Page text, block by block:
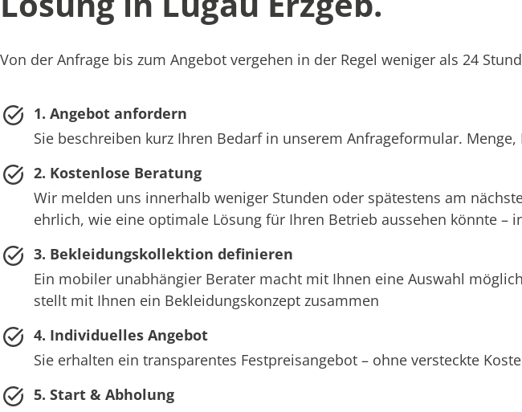
Von der Anfrage bis zum Angebot vergehen in der Regel weniger als 24
1. Angebot anfordern
Sie beschreiben kurz Ihren Bedarf in unserem Anfrageformular.
2. Kostenlose Beratung
Wir melden uns innerhalb weniger Stunden oder spätestens am
ehrlich, wie eine optimale Lösung für Ihren Betrieb aussehen könnte –
3. Bekleidungskollektion definieren
Ein mobiler unabhängier Berater macht mit Ihnen eine Auswahl
stellt mit Ihnen ein Bekleidungskonzept zusammen
4. Individuelles Angebot
Sie erhalten ein transparentes Festpreisangebot – ohne versteckte
5. Start & Abholung